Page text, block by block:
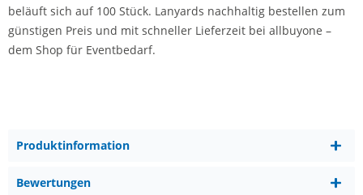
beläuft sich auf 100 Stück. Lanyards nachhaltig bestellen zum
günstigen Preis und mit schneller Lieferzeit bei allbuyone –
dem Shop für Eventbedarf.
Produktinformation
Bewertungen